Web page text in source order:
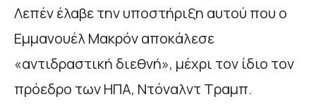
Λεπέν έλαβε την υποστήριξη αυτού που ο
Εμμανουέλ Μακρόν αποκάλεσε
«αντιδραστική διεθνή», μέχρι τον ίδιο τον
πρόεδρο των ΗΠΑ, Ντόναλντ Τραμπ.